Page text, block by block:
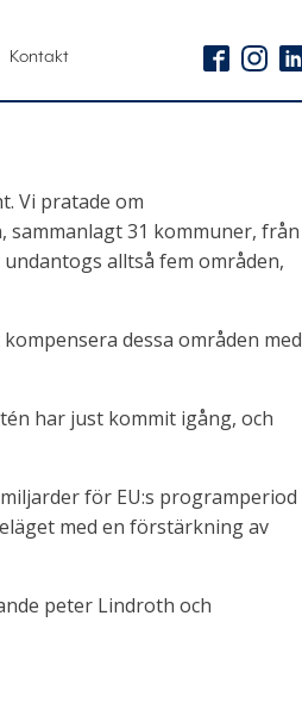
Kontakt
Vi pratade om
31 kommuner, från
alltså fem områden,
dessa områden med
har just kommit igång, och
för EU:s programperiod
med en förstärkning av
peter Lindroth och